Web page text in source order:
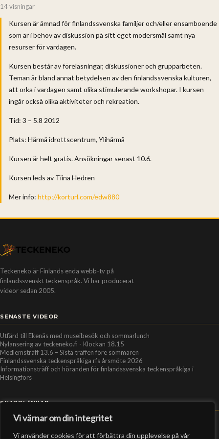
Vi värnar om din integritet
Vi använder cookies för att förbättra din upplevelse på vår
14 visningar
Kursen är ämnad för finlandssvenska familjer och/eller ensamboende
som är i behov av diskussion på sitt eget modersmål samt nya
resurser för vardagen.
Kursen består av föreläsningar, diskussioner och grupparbeten.
Teman är bland annat betydelsen av den finlandssvenska kulturen,
att orka i vardagen samt olika stimulerande workshopar. I kursen
ingår också olika aktiviteter och rekreation.
Tid: 3 – 5.8 2012
Plats: Härmä idrottscentrum, Ylihärmä
Kursen är helt gratis. Ansökningar senast 10.6.
Kursen leds av Tiina Hedren
Mer info: http://korturl.com/edw880
Teckeneko är Finlands enda webb-tv på
finlandssvenskt teckenspråk. Vi har producerat
videor sedan 2005.
SENASTE VIDEOR
Utfärd till Ekenäs med museibesök och sommarlunch
Nylansering av teckeneko.fi - Klockan 18.15
Medlemsträff 13.6 – Sista träffen före sommaren
Finlandssvenska teckenspråkiga rfs årsmöte 2026
Informationsträff och höranden för finlandssvenska teckenspråkiga i
Helsingfors
SNABBLÄNKAR
Personer